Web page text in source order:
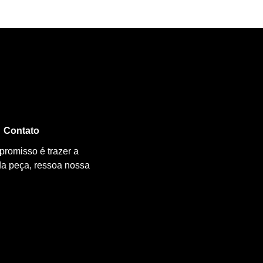
Contato
é trazer a
peça, ressoa nossa